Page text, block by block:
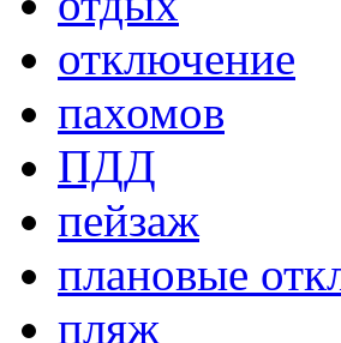
отключение
пахомов
ПДД
пейзаж
плановые
пляж